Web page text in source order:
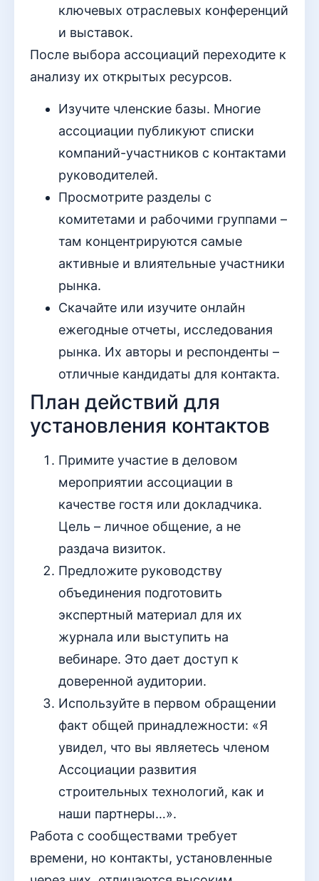
ключевых отраслевых конференций
и выставок.
После выбора ассоциаций переходите к
анализу их открытых ресурсов.
Изучите членские базы. Многие
ассоциации публикуют списки
компаний-участников с контактами
руководителей.
Просмотрите разделы с
комитетами и рабочими группами –
там концентрируются самые
активные и влиятельные участники
рынка.
Скачайте или изучите онлайн
ежегодные отчеты, исследования
рынка. Их авторы и респонденты –
отличные кандидаты для контакта.
План действий для
установления контактов
Примите участие в деловом
мероприятии ассоциации в
качестве гостя или докладчика.
Цель – личное общение, а не
раздача визиток.
Предложите руководству
объединения подготовить
экспертный материал для их
журнала или выступить на
вебинаре. Это дает доступ к
доверенной аудитории.
Используйте в первом обращении
факт общей принадлежности: «Я
увидел, что вы являетесь членом
Ассоциации развития
строительных технологий, как и
наши партнеры…».
Работа с сообществами требует
времени, но контакты, установленные